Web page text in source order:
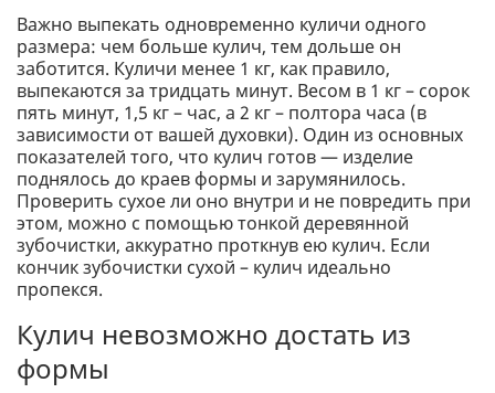
Важно выпекать одновременно куличи одного
размера: чем больше кулич, тем дольше он
заботится. Куличи менее 1 кг, как правило,
выпекаются за тридцать минут. Весом в 1 кг – сорок
пять минут, 1,5 кг – час, а 2 кг – полтора часа (в
зависимости от вашей духовки). Один из основных
показателей того, что кулич готов — изделие
поднялось до краев формы и зарумянилось.
Проверить сухое ли оно внутри и не повредить при
этом, можно с помощью тонкой деревянной
зубочистки, аккуратно проткнув ею кулич. Если
кончик зубочистки сухой – кулич идеально
пропекся.
Кулич невозможно достать из
формы